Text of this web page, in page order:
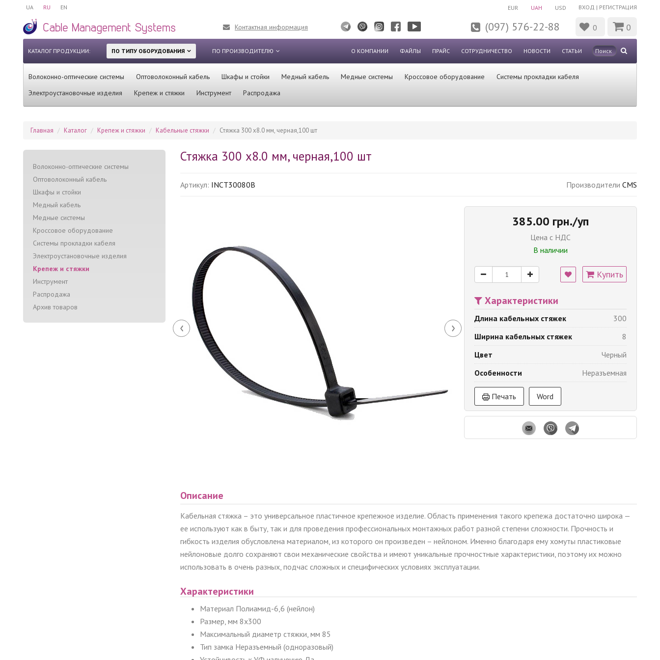
UA RU EN ВХОД | РЕГИСТРАЦИЯ
EUR UAH USD
Контактная информация (097) 576-22-88 0 0
КАТАЛОГ ПРОДУКЦИИ: ПО ТИПУ ОБОРУДОВАНИЯ ПО ПРОИЗВОДИТЕЛЮ О КОМПАНИИ ФАЙЛЫ ПРАЙС СОТРУДНИЧЕСТВО НОВОСТИ СТАТЬИ
Волоконно-оптические системы Оптоволоконный кабель Шкафы и стойки Медный кабель Медные системы Кроссовое оборудование
Системы прокладки кабеля
Электроустановочные изделия
Крепеж и стяжки Инструмент Распродажа
Главная Каталог Крепеж и стяжки Кабельные стяжки Стяжка 300 х8.0 мм, черная,100 шт
Волоконно-оптические системы
Оптоволоконный кабель
Шкафы и стойки
Медный кабель
Медные системы
Кроссовое оборудование
Системы прокладки кабеля
Электроустановочные изделия
Крепеж и стяжки
Инструмент
Распродажа
Архив товаров
Стяжка 300 х8.0 мм, черная,100 шт
Артикул: INCT30080B Производители CMS
‹ ›
385.00 грн./уп
Цена с НДС
В наличии
Купить
Характеристики
Длина кабельных стяжек
300
Ширина кабельных стяжек
8
Цвет
Черный
Особенности
Неразъемная
Печать Word
Описание
Кабельная стяжка – это универсальное пластичное крепежное изделие. Область применения такого крепежа достаточно широка —
ее используют как в быту, так и для проведения профессиональных монтажных работ разной степени сложности. Прочность и
гибкость изделия обусловлена ​​материалом, из которого он произведен – нейлоном. Именно благодаря ему хомуты пластиковые
нейлоновые долго сохраняют свои механические свойства и имеют уникальные прочностные характеристики, поэтому их можно
использовать в очень разных, подчас сложных и специфических условиях эксплуатации.
Характеристики
Материал Полиамид-6,6 (нейлон)
Размер, мм 8x300
Максимальный диаметр стяжки, мм 85
Тип замка Неразъемный (одноразовый)